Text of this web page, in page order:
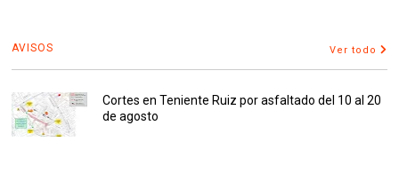
AVISOS Ver todo
Cortes en Teniente Ruiz por asfaltado del 10 al 20
de agosto